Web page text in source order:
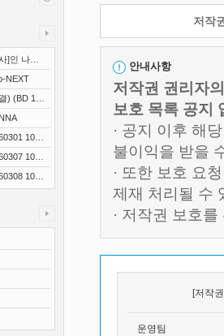
]인 나는
108..
NEXT
) (BD 192
1080
1080
1080
저작
안내사항
저작권 권리자
보호 목록 공지
· 공지 이후 해
불이익을 받을
· 또한 보호 요
제재 처리될 수
· 저작권 보호
[저작
운영팀